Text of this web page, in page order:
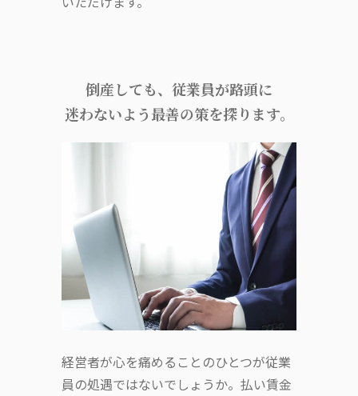
倒産しても、従業員が路頭に
迷わないよう最善の策を探ります。
経営者が心を痛めることのひとつが従業
員の処遇ではないでしょうか。払い賃金